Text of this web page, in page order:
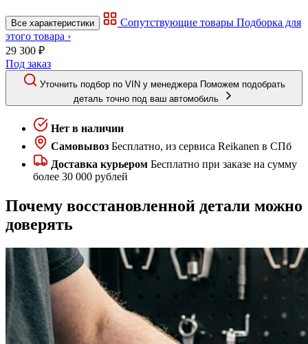
Все характеристики Сопутствующие товары Подборка для
этого товара ›
29 300 ₽
Под заказ
Уточнить подбор по VIN у менеджера Поможем подобрать
деталь точно под ваш автомобиль
Нет в наличии
Самовывоз Бесплатно, из сервиса Reikanen в СПб
Доставка курьером Бесплатно при заказе на сумму
более 30 000 рублей
Почему восстановленной детали можно
доверять